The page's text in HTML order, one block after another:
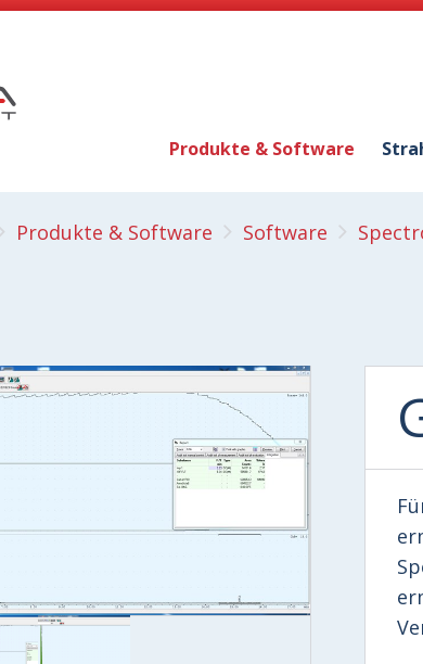
Produkte & Software
Produkte & Software Software